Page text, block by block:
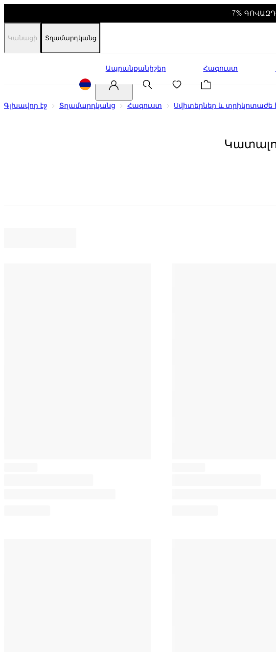
-7%
Կանացի Տղամարդկանց
Ապրանքանիշեր Հագուստ
Գլխավոր էջ Տղամարդկանց Հագուստ Սվիտերներ և տրիկոտաժե